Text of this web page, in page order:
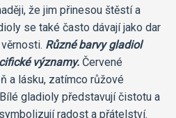
že jim přinesou štěstí a
se také často dávají jako dar
Různé barvy gladiol
významy. Červené
a lásku, zatímco růžové
gladioly představují čistotu a
radost a přátelství.